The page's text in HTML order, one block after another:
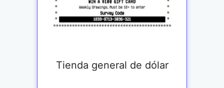
Tienda general de dólar